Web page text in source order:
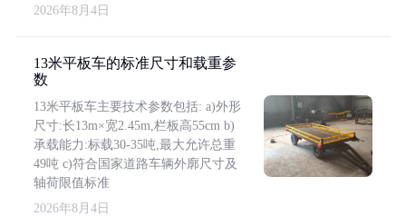
2026年8月4日
13米平板车的标准尺寸和载重参
数
13米平板车主要技术参数包括: a)外形
尺寸:长13m×宽2.45m,栏板高55cm b)
承载能力:标载30-35吨,最大允许总重
49吨 c)符合国家道路车辆外廓尺寸及
轴荷限值标准
2026年8月4日